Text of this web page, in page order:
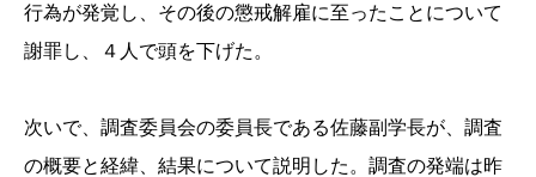
行為が発覚し、その後の懲戒解雇に至ったことについて
謝罪し、４人で頭を下げた。
次いで、調査委員会の委員長である佐藤副学長が、調査
の概要と経緯、結果について説明した。調査の発端は昨